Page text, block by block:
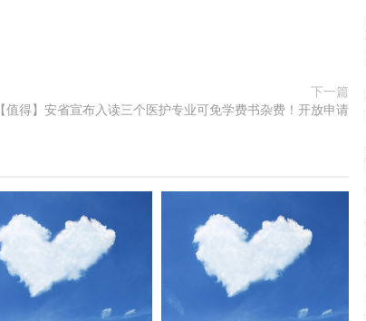
下一篇
【值得】安省宣布入读三个医护专业可免学费书杂费！开放申请